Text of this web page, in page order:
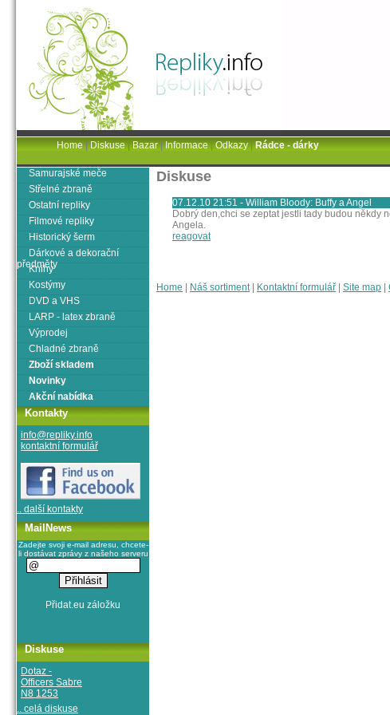
Diskuse
07.12.10 21:51 - William Bloody: Buffy a Angel
Dobrý den,chci se zeptat jestli tady budou někdy
Angela.
reagovat
Home Náš sortiment| Kontaktní formulář Site map
Samurajské meče
Střelné zbraně
Ostatní repliky
Filmové repliky
Historický šerm
Dárkové a dekorační
předměty
Knihy
Kostýmy
DVD a VHS
LARP - latex zbraně
Výprodej
Chladné zbraně
Zboží skladem
Novinky
Akční nabídka
Kontakty
info@repliky.info
kontaktní formulář
.. další kontakty
MailNews
Zadejte svoji e-mail adresu, chcete-
li dostávat zprávy z našeho serveru
Diskuse
Dotaz -
Officers Sabre
N8 1253
.. celá diskuse
Home|Diskuse|Bazar|Informace|Odkazy|Rádce - dárky